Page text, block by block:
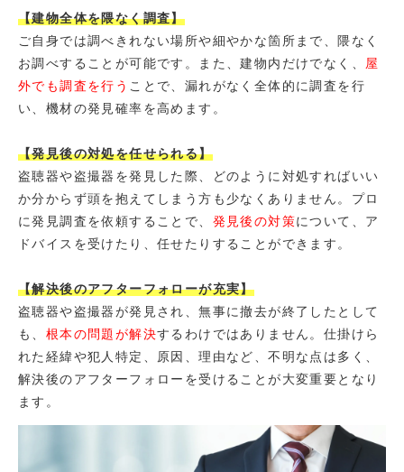
【建物全体を隈なく調査】
ご自身では調べきれない場所や細やかな箇所まで、隈なく
お調べすることが可能です。また、建物内だけでなく、 屋
外でも調査を行う ことで、漏れがなく全体的に調査を行
い、機材の発見確率を高めます。
【発見後の対処を任せられる】
盗聴器や盗撮器を発見した際、どのように対処すればいい
か分からず頭を抱えてしまう方も少なくありません。プロ
に発見調査を依頼することで、 発見後の対策について、ア
ドバイスを受けたり、任せたりすることができます。
【解決後のアフターフォローが充実】
盗聴器や盗撮器が発見され、無事に撤去が終了したとして
も、 根本の問題が解決するわけではありません。仕掛けら
れた経緯や犯人特定、原因、理由など、不明な点は多く、
解決後のアフターフォローを受けることが大変重要となり
ます。